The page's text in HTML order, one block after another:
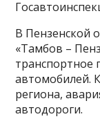
В Пензенской
«Тамбов –
транспортное
автомобилей.
региона,
автодороги.